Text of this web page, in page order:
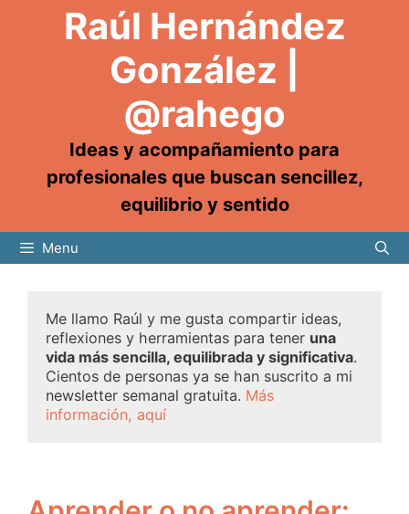
Raúl Hernández
González |
@rahego
Ideas y acompañamiento para
profesionales que buscan sencillez,
equilibrio y sentido
Menu
Me llamo Raúl y me gusta compartir ideas,
reflexiones y herramientas para tener una
vida más sencilla, equilibrada y significativa.
Cientos de personas ya se han suscrito a mi
newsletter semanal gratuita. Más
información, aquí